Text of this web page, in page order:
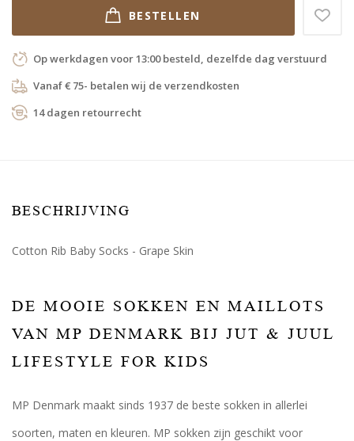
BESTELLEN
Op werkdagen voor 13:00 besteld, dezelfde dag verstuurd
Vanaf € 75- betalen wij de verzendkosten
14 dagen retourrecht
BESCHRIJVING
Cotton Rib Baby Socks - Grape Skin
DE MOOIE SOKKEN EN MAILLOTS
VAN MP DENMARK BIJ JUT & JUUL
LIFESTYLE FOR KIDS
MP Denmark maakt sinds 1937 de beste sokken in allerlei
soorten, maten en kleuren. MP sokken zijn geschikt voor